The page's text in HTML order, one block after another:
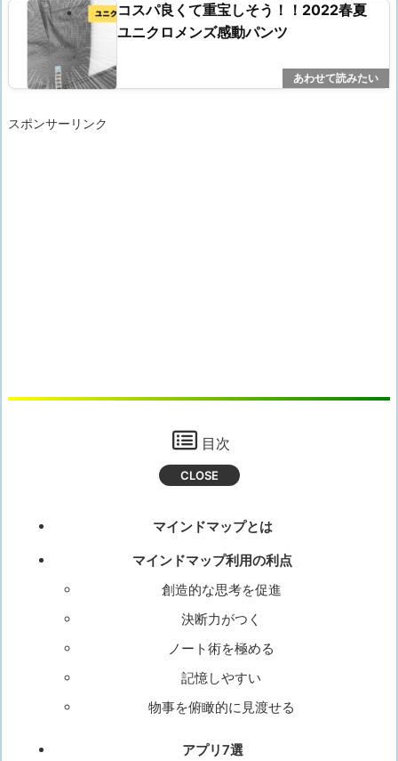
コスパ良くて重宝しそう！！2022春夏
ユニクロメンズ感動パンツ
スポンサーリンク
目次
マインドマップとは
マインドマップ利用の利点
創造的な思考を促進
決断力がつく
ノート術を極める
記憶しやすい
物事を俯瞰的に見渡せる
アプリ7選